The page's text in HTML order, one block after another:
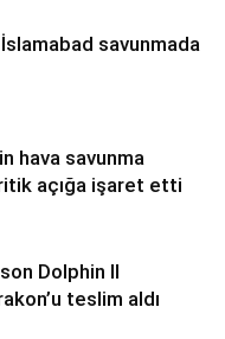
savunmada
hava savunma
açığa işaret etti
Dolphin II
teslim aldı